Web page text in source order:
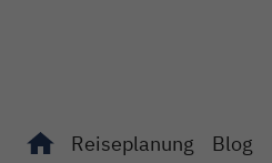
Reiseplanung Blog